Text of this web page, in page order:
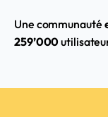
Une communauté
259’000